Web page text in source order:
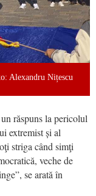
Alexandru Nițescu
răspuns la pericolul
extremist și al
striga când simţi
veche de
se arată în